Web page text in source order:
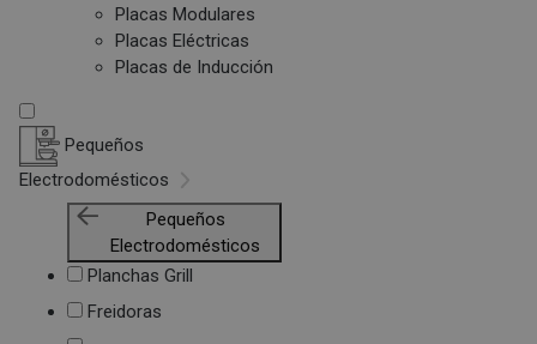
Placas Modulares
Placas Eléctricas
Placas de Inducción
Pequeños
Electrodomésticos
Pequeños
Electrodomésticos
Planchas Grill
Freidoras